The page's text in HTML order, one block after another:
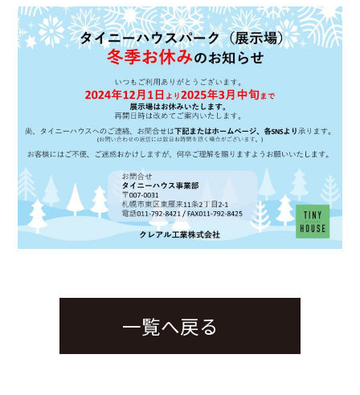
一覧へ戻る